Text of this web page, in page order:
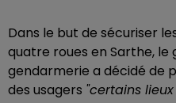
Dans le but de sécuriser
quatre roues en Sarthe,
gendarmerie a décidé de
des usagers "certains